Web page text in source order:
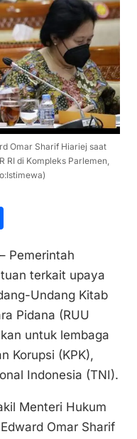
Omar Sharif Hiariej saat
RI di Kompleks Parlemen,
ar
e
– Pemerintah
terkait upaya
Undang Kitab
Pidana (RUU
untuk lembaga
Korupsi (KPK),
Indonesia (TNI).
Menteri Hukum
Omar Sharif